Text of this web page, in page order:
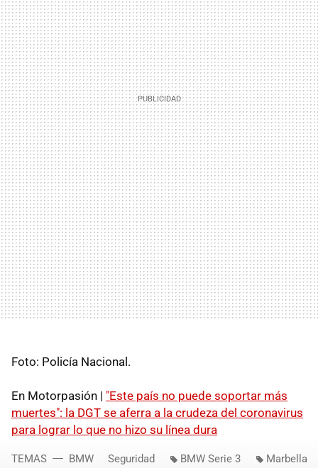
Foto: Policía Nacional.
En Motorpasión | "Este país no puede soportar más
muertes": la DGT se aferra a la crudeza del coronavirus
para lograr lo que no hizo su línea dura
TEMAS BMW Seguridad BMW Serie 3 Marbella